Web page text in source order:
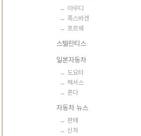
아우디
폭스바겐
포르쉐
스텔란티스
일본자동차
도요타
렉서스
혼다
자동차 뉴스
판매
신차